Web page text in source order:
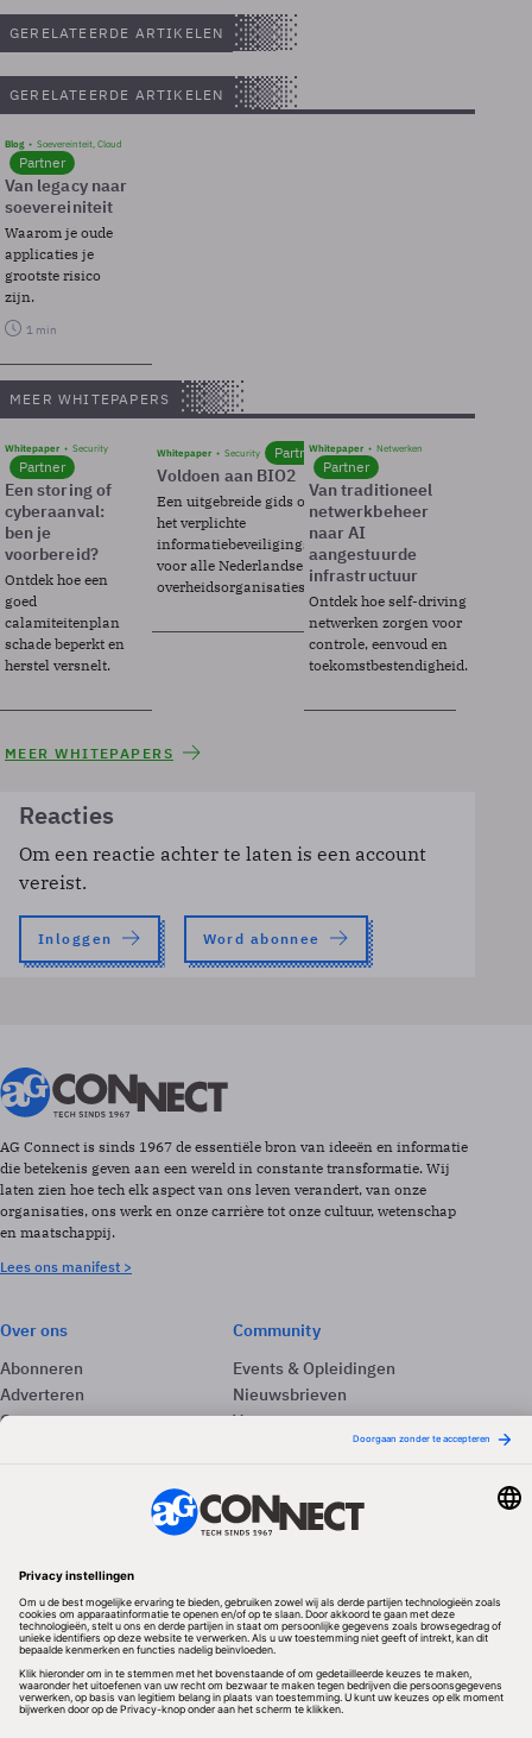
GERELATEERDE ARTIKELEN
GERELATEERDE ARTIKELEN
Blog Soevereinteit, Cloud
Partner
Van legacy naar
soevereiniteit
Waarom je oude
applicaties je
grootste risico
zijn.
1 min
MEER WHITEPAPERS
Whitepaper Security
Partner
Een storing of
cyberaanval:
ben je
voorbereid?
Ontdek hoe een
goed
calamiteitenplan
schade beperkt en
herstel versnelt.
Whitepaper Security Partner
Voldoen aan BIO2
Een uitgebreide gids over BIO2,
het verplichte
informatiebeveiligingsframework
voor alle Nederlandse
overheidsorganisaties.
Whitepaper Netwerken
Partner
Van traditioneel
netwerkbeheer
naar AI
aangestuurde
infrastructuur
Ontdek hoe self-driving
netwerken zorgen voor
controle, eenvoud en
toekomstbestendigheid.
MEER WHITEPAPERS
Reacties
Om een reactie achter te laten is een account
vereist.
Inloggen Word abonnee
AG Connect is sinds 1967 de essentiële bron van ideeën en informatie
die betekenis geven aan een wereld in constante transformatie. Wij
laten zien hoe tech elk aspect van ons leven verandert, van onze
organisaties, ons werk en onze carrière tot onze cultuur, wetenschap
en maatschappij.
Lees ons manifest >
Over ons
Abonneren
Adverteren
Contact
Community
Events & Opleidingen
Nieuwsbrieven
Vacatures
Redactionele partner